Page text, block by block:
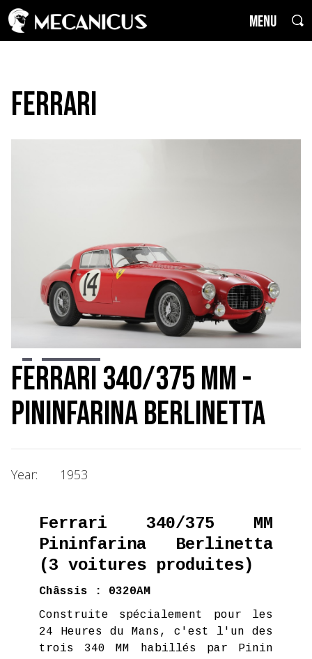
MENU
Ferrari
Ferrari 340/375 MM -
Pininfarina Berlinetta
Year: 1953
Ferrari 340/375 MM
Pininfarina Berlinetta
(3 voitures produites)
Châssis : 0320AM
Construite spécialement pour les
24 Heures du Mans, c'est l'un des
trois 340 MM habillés par Pinin